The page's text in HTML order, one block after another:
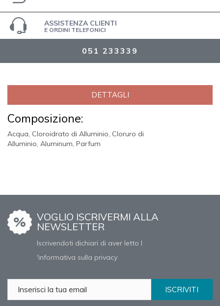
ASSISTENZA CLIENTI
E ORDINI TELEFONICI
051 233339
DETTAGLI
Composizione:
Acqua, Cloroidrato di Alluminio, Cloruro di
Alluminio, Aluminum, Parfum
VOGLIO ISCRIVERMI ALLA
NEWSLETTER
Iscrivendoti dichiari di aver letto l
'informativa sulla privacy
ISCRIVITI